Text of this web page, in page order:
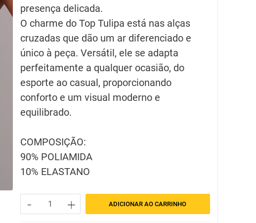
presença delicada.
O charme do Top Tulipa está nas alças
cruzadas que dão um ar diferenciado e
único à peça. Versátil, ele se adapta
perfeitamente a qualquer ocasião, do
esporte ao casual, proporcionando
conforto e um visual moderno e
equilibrado.
COMPOSIÇÃO:
90% POLIAMIDA
10% ELASTANO
- + ADICIONAR AO CARRINHO